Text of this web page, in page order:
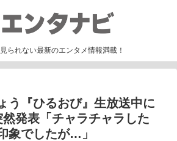
られない最新のエンタメ情報満載！
う『ひるおび』生放送中に
発表「チャラチャラした
象でしたが…」